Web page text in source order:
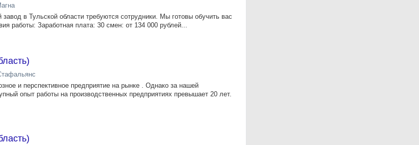
в Тульской области требуются сотрудники. Мы готовы обучить вас
работы: Заработная плата: 30 смен: от 134 000 рублей...
и перспективное предприятие на рынке . Однако за нашей
опыт работы на производственных предприятиях превышает 20 лет.